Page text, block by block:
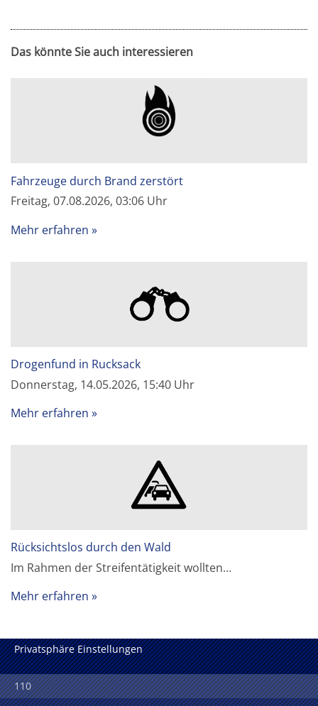
Das könnte Sie auch interessieren
Fahrzeuge durch Brand zerstört
Freitag, 07.08.2026, 03:06 Uhr
Mehr erfahren
Drogenfund in Rucksack
Donnerstag, 14.05.2026, 15:40 Uhr
Mehr erfahren
Rücksichtslos durch den Wald
Im Rahmen der Streifentätigkeit wollten…
Mehr erfahren
Privatsphäre Einstellungen
110